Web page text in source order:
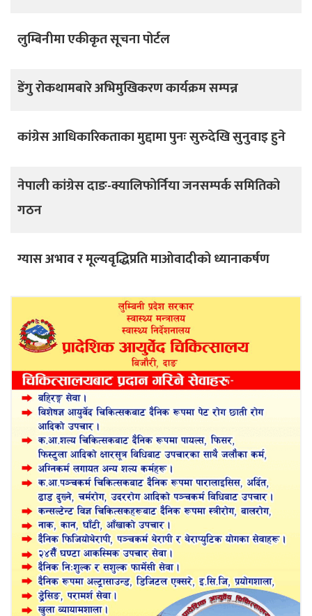
लुम्बिनीमा एकीकृत सूचना पोर्टल
डेंगु रोकथामबारे अभिमुखिकरण कार्यक्रम सम्पन्न
कांग्रेस आधिकारिकताका मुद्दामा पुनः सुरुदेखि सुनुवाइ हुने
नेपाली कांग्रेस दाङ-क्यालिफोर्निया जनसम्पर्क समितिको
गठन
ग्यास अभाव र मूल्यवृद्धिप्रति माओवादीको ध्यानाकर्षण